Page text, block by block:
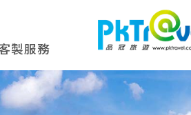
製服務